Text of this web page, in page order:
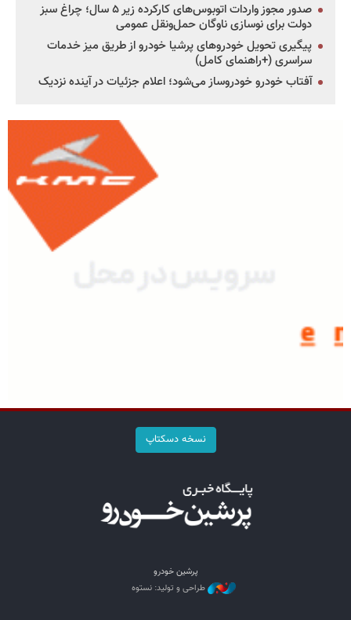
صدور مجوز واردات اتوبوس‌های کارکرده زیر ۵ سال؛ چراغ سبز
دولت برای نوسازی ناوگان حمل‌ونقل عمومی
پیگیری تحویل خودروهای پرشیا خودرو از طریق میز خدمات
سراسری (+راهنمای کامل)
آفتاب خودرو خودروساز می‌شود؛ اعلام جزئیات در آینده نزدیک
نسخه دسکتاپ
پرشین خودرو
طراحی و تولید: نستوه